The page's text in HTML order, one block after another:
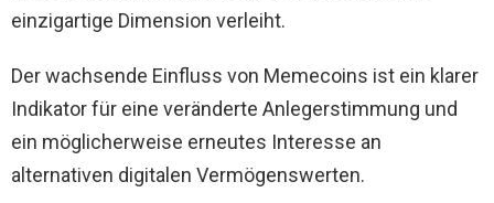
einzigartige Dimension verleiht.
Der wachsende Einfluss von Memecoins ist ein klarer
Indikator für eine veränderte Anlegerstimmung und
ein möglicherweise erneutes Interesse an
alternativen digitalen Vermögenswerten.